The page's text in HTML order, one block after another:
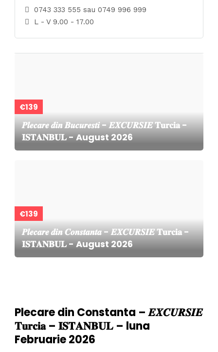
0743 333 555 sau 0749 996 999
L - V 9.00 - 17.00
€139
𝑷𝒍𝒆𝒄𝒂𝒓𝒆 𝒅𝒊𝒏 𝑩𝒖𝒄𝒖𝒓𝒆𝒔𝒕𝒊 - 𝑬𝑿𝑪𝑼𝑹𝑺𝑰𝑬 𝐓𝐮𝐫𝐜𝐢𝐚 -
𝐈𝐒𝐓𝐀𝐍𝐁𝐔𝐋 - August 2026
€139
𝑷𝒍𝒆𝒄𝒂𝒓𝒆 𝒅𝒊𝒏 𝑪𝒐𝒏𝒔𝒕𝒂𝒏𝒕𝒂 - 𝑬𝑿𝑪𝑼𝑹𝑺𝑰𝑬 𝐓𝐮𝐫𝐜𝐢𝐚 -
𝐈𝐒𝐓𝐀𝐍𝐁𝐔𝐋 - August 2026
Plecare din Constanta – 𝑬𝑿𝑪𝑼𝑹𝑺𝑰𝑬
𝐓𝐮𝐫𝐜𝐢𝐚 – 𝐈𝐒𝐓𝐀𝐍𝐁𝐔𝐋 – luna
Februarie 2026